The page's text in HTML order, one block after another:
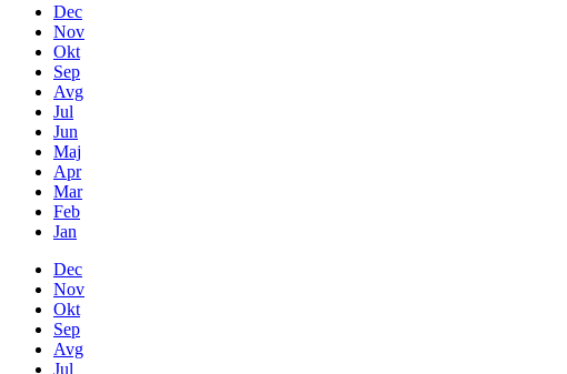
Dec
Nov
Okt
Sep
Avg
Jul
Jun
Maj
Apr
Mar
Feb
Jan
Dec
Nov
Okt
Sep
Avg
Jul